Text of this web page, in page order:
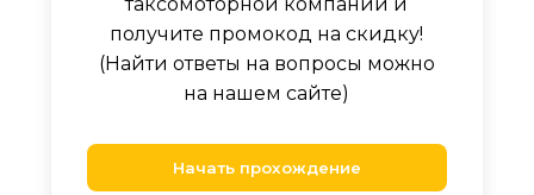
получите промокод на скидку!
(Найти ответы на вопросы можно
на нашем сайте)
Начать прохождение